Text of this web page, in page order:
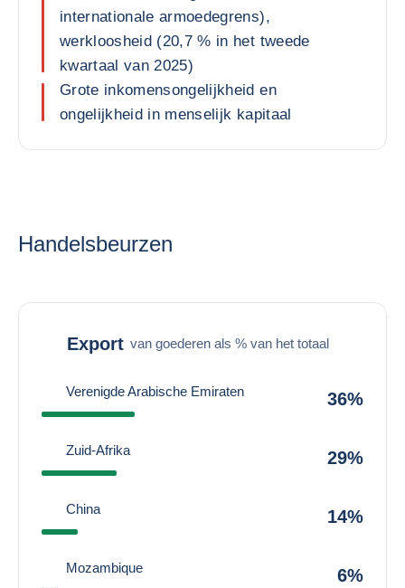
internationale armoedegrens),
werkloosheid (20,7 % in het tweede
kwartaal van 2025)
Grote inkomensongelijkheid en
ongelijkheid in menselijk kapitaal
Handelsbeurzen
Export van goederen als % van het totaal
Verenigde Arabische Emiraten 36%
Zuid-Afrika 29%
China 14%
Mozambique 6%